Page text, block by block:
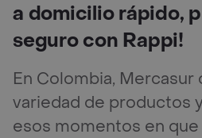
a domicilio rápido,
seguro con Rappi!
En Colombia, Mercasur
variedad de productos
esos momentos en